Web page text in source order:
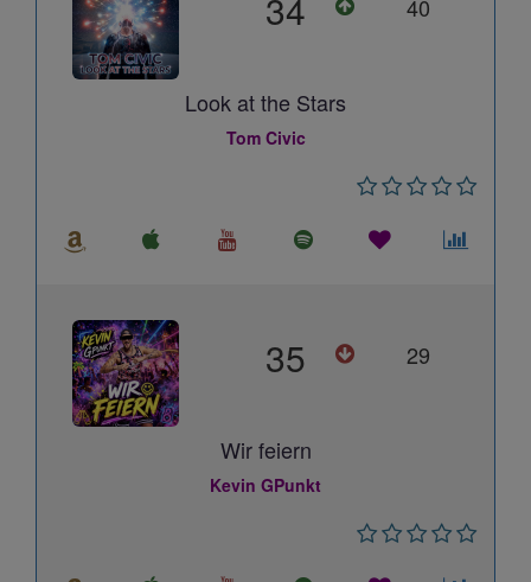
40
Look at the Stars
Tom Civic
35 29
Wir feiern
Kevin GPunkt